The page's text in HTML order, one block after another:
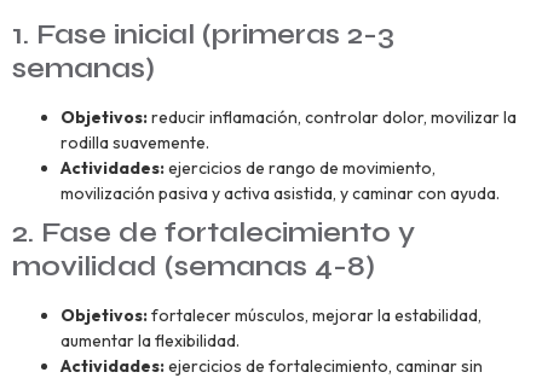
1. Fase inicial (primeras 2-3
semanas)
Objetivos:reducir inflamación, controlar dolor, movilizar la
rodilla suavemente.
Actividades:ejercicios de rango de movimiento,
movilización pasiva y activa asistida, y caminar con ayuda.
2. Fase de fortalecimiento y
movilidad (semanas 4-8)
Objetivos:fortalecer músculos, mejorar la estabilidad,
aumentar la flexibilidad.
Actividades:ejercicios de fortalecimiento, caminar sin